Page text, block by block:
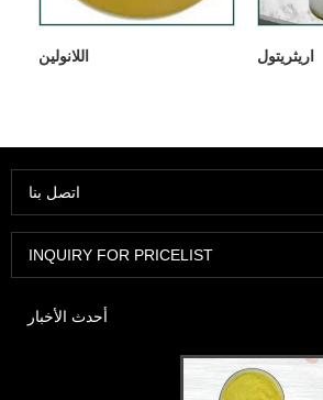
اللانولين اريثريتول
اتصل بنا
INQUIRY FOR PRICELIST
أحدث الأخبار